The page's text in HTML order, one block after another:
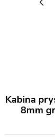
Kabina
8mm